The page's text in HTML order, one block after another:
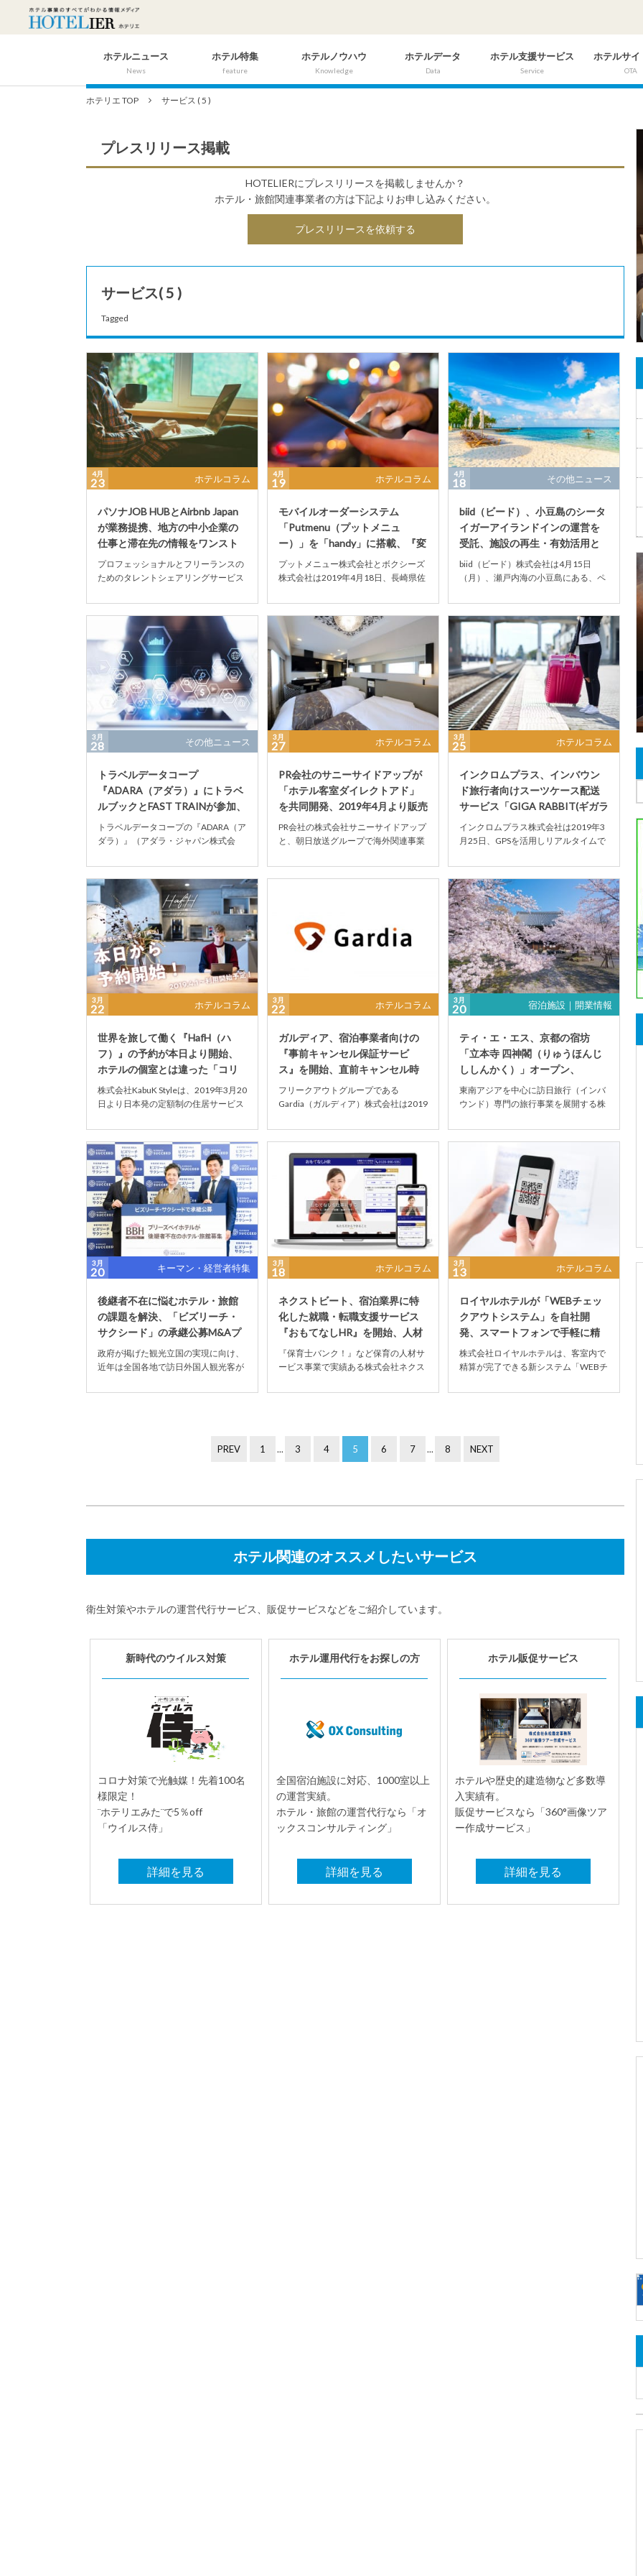
ホテルニュース
News
ホテル特集
feature
ホテルノウハウ
Knowledge
ホテルデータ
Data
ホテル支援サービス
Service
ホテルサイ
OTA
ホテリエ TOP サービス ( 5 )
プレスリリース掲載
HOTELIERにプレスリリースを掲載しませんか？
ホテル・旅館関連事業者の方は下記よりお申し込みください。
プレスリリースを依頼する
サービス( 5 )
Tagged
4月
23 ホテルコラム
パソナJOB HUBとAirbnb Japan
が業務提携、地方の中小企業の
仕事と滞在先の情報をワンスト
ッ...
プロフェッショナルとフリーランスの
ためのタレントシェアリングサービス
プの株式会社...
4月
19 ホテルコラム
モバイルオーダーシステム
「Putmenu（プットメニュ
ー）」を「handy」に搭載、『変
なホテル ハウス...
プットメニュー株式会社とボクシーズ
株式会社は2019年4月18日、長崎県佐
ンボス内の『...
4月
18 その他ニュース
biid（ビード）、小豆島のシータ
イガーアイランドインの運営を
受託、施設の再生・有効活用と
事業継承へ
biid（ビード）株式会社は4月15日
（月）、瀬戸内海の小豆島にある、ペ
「シータイガー...
3月
28 その他ニュース
トラベルデータコープ
『ADARA（アダラ）』にトラベ
ルブックとFAST TRAINが参加、
より高度なター...
トラベルデータコープの『ADARA（ア
ダラ）』（アダラ・ジャパン株式会
めレンタカ...
3月
27 ホテルコラム
PR会社のサニーサイドアップが
「ホテル客室ダイレクトアド」
を共同開発、2019年4月より販売
開始
PR会社の株式会社サニーサイドアップ
と、朝日放送グループで海外関連事業
ョナル、ホテル...
3月
25 ホテルコラム
インクロムプラス、インバウン
ド旅行者向けスーツケース配送
サービス「GIGA RABBIT(ギガラ
ビット)...
インクロムプラス株式会社は2019年3
月25日、GPSを活用しリアルタイムで
る当日配送...
3月
22 ホテルコラム
世界を旅して働く『HafH（ハ
フ）』の予約が本日より開始、
ホテルの個室とは違った「コリ
ビング」体験を
株式会社KabuK Styleは、2019年3月20
日より日本発の定額制の住居サービス
3月
22 ホテルコラム
ガルディア、宿泊事業者向けの
『事前キャンセル保証サービ
ス』を開始、直前キャンセル時
の損害のリスクヘッジに
フリークアウトグループである
Gardia（ガルディア）株式会社は2019
らず無断キャ...
3月
20 宿泊施設｜開業情報
ティ・エ・エス、京都の宿坊
「立本寺 四神閣（りゅうほんじ
ししんかく）」オープン、
ReValue事業の立...
東南アジアを中心に訪日旅行（インバ
ウンド）専門の旅行事業を展開する株
年3月19日...
3月
20 キーマン・経営者特集
後継者不在に悩むホテル・旅館
の課題を解決、「ビズリーチ・
サクシード」の承継公募M&Aプ
ラットフ...
政府が掲げた観光立国の実現に向け、
近年は全国各地で訪日外国人観光客が
なく、民泊、ゲスト...
3月
18 ホテルコラム
ネクストビート、宿泊業界に特
化した就職・転職支援サービス
『おもてなしHR』を開始、人材
面から業界をサポー...
『保育士バンク！』など保育の人材サ
ービス事業で実績ある株式会社ネクス
職支援サービス「お...
3月
13 ホテルコラム
ロイヤルホテルが「WEBチェッ
クアウトシステム」を自社開
発、スマートフォンで手軽に精
算
株式会社ロイヤルホテルは、客室内で
精算が完了できる新システム「WEBチ
し、同社が運営す...
PREV 1 ... 3 4 5 6 7 ... 8 NEXT
ホテル関連のオススメしたいサービス
衛生対策やホテルの運営代行サービス、販促サービスなどをご紹介しています。
新時代のウイルス対策
コロナ対策で光触媒！先着100名
様限定！
¨ホテリエみた¨で5％off
「ウイルス侍」
詳細を見る
ホテル運用代行をお探しの方
全国宿泊施設に対応、1000室以上
の運営実績。
ホテル・旅館の運営代行なら「オ
ックスコンサルティング」
詳細を見る
ホテル販促サービス
ホテルや歴史的建造物など多数導
入実績有。
販促サービスなら「360°画像ツア
ー作成サービス」
詳細を見る